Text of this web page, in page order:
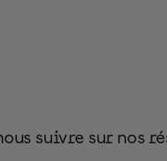
suivre sur nos